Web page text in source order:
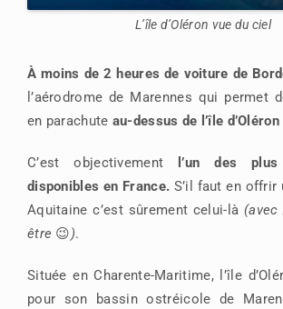
L’île d’Oléron vue du ciel
À moins de 2 heures de voiture de
l’aérodrome de Marennes qui permet
en parachute au-dessus de l’île d’Oléron
C’est objectivement
l’un des
disponibles en France. S’il faut en offrir
Aquitaine c’est sûrement celui-là(avec
être 😉).
Située en Charente-Maritime, l’île
pour son bassin ostréicole de